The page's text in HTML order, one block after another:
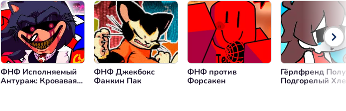
ФНФ Исполняемый
Антураж: Кровавая
ФНФ Джекбокс
Фанкин Пак
ФНФ против
Форсакен
Гёрлфренд
Подгорелый